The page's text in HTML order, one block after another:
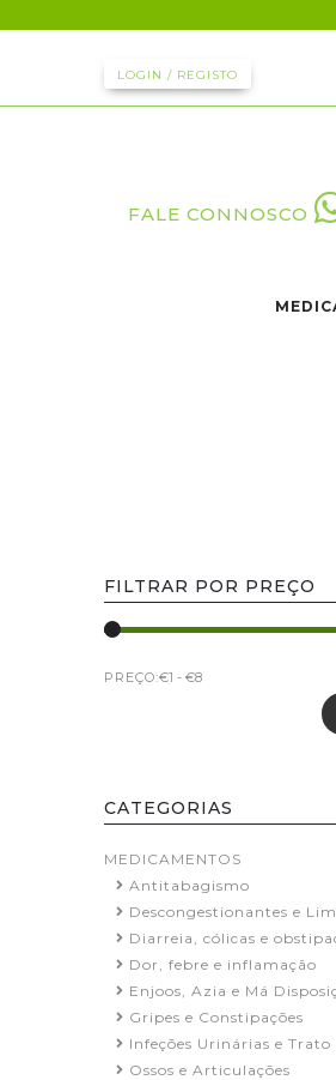
LOGIN / REGISTO
FALE CONNOSCO
FILTRAR POR PREÇO
PREÇO:
CATEGORIAS
MEDICAMENTOS
Antitabagismo
Descongestionantes e
Diarreia, cólicas e
Dor, febre e inflamação
Enjoos, Azia e Má
Gripes e Constipações
Infeções Urinárias e
Ossos e Articulações